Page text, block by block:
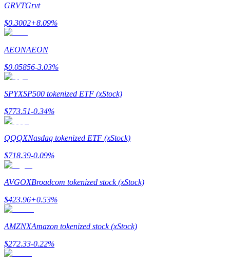
Gids
Futures-startgids
Handelsstrategieën
Leer hoe u winstgevend kunt blijven
GRVTGrvt
$0.3002+8.09%
AEONAEON
$0.05856-3.03%
SPYXSP500 tokenized ETF (xStock)
$773.51-0.34%
QQQXNasdaq tokenized ETF (xStock)
$718.39-0.09%
AVGOXBroadcom tokenized stock (xStock)
$423.96+0.53%
AMZNXAmazon tokenized stock (xStock)
$272.33-0.22%